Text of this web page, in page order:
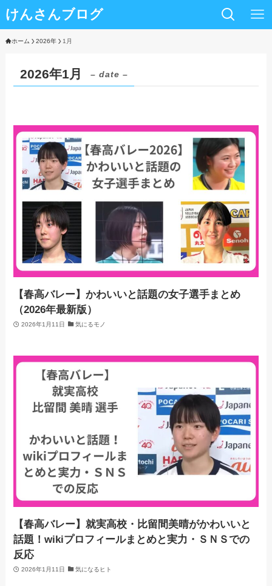
けんさんブログ
ホーム 2026年 1月
2026年1月 – date –
【春高バレー】かわいいと話題の女子選手まとめ
（2026年最新版）
2026年1月11日 気にるモノ
【春高バレー】就実高校・比留間美晴がかわいいと
話題！wikiプロフィールまとめと実力・ＳＮＳでの
反応
2026年1月11日 気になるヒト